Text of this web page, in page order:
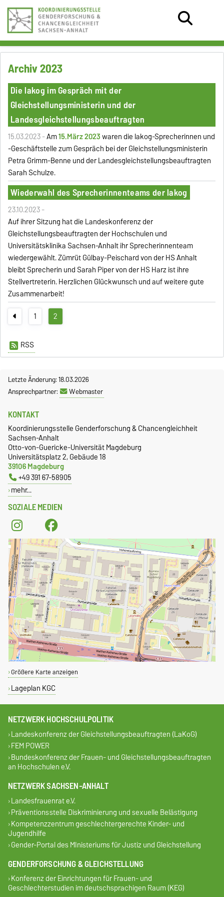
Archiv 2023
Die lakog im Gespräch mit der
Gleichstellungsministerin und der
Landesgleichstellungsbeauftragten
15.03.2023 -Am15.März 2023waren die lakog-Sprecherinnen und
-Geschäftstelle zum Gespräch bei der Gleichstellungsministerin
Petra Grimm-Benne und der Landesgleichstellungsbeauftragten
Sarah Schulze.
Wiederwahl des Sprecherinnenteams der lakog
23.10.2023 -
Auf ihrer Sitzung hat die Landeskonferenz der
Gleichstellungsbeauftragten der Hochschulen und
Universitätsklinika Sachsen-Anhalt ihr Sprecherinnenteam
wiedergewählt. Zümrüt Gülbay-Peischard von der HS Anhalt
bleibt Sprecherin und Sarah Piper von der HS Harz ist ihre
Stellvertreterin. Herzlichen Glückwunsch und auf weitere gute
Zusammenarbeit!
1
2
RSS
Letzte Änderung: 18.03.2026
Ansprechpartner:
Webmaster
SOZIALE MEDIEN
KONTAKT
Koordinierungsstelle Genderforschung & Chancengleichheit
Sachsen-Anhalt
Otto-von-Guericke-Universität Magdeburg
Universitätsplatz 2, Gebäude 18
39106 Magdeburg
+49 391 67-58905
mehr…
Größere Karte anzeigen
Lageplan KGC
NETZWERK HOCHSCHULPOLITIK
Landeskonferenz der Gleichstellungsbeauftragten (LaKoG)
FEM POWER
Bundeskonferenz der Frauen- und Gleichstellungsbeauftragten
an Hochschulen e.V.
NETZWERK SACHSEN-ANHALT
Landesfrauenrat e.V.
Präventionsstelle Diskriminierung und sexuelle Belästigung
Kompetenzzentrum geschlechtergerechte Kinder- und
Jugendhilfe
Gender-Portal des MInisteriums für Justiz und Gleichstellung
GENDERFORSCHUNG & GLEICHSTELLUNG
Konferenz der Einrichtungen für Frauen- und
Geschlechterstudien im deutschsprachigen Raum (KEG)